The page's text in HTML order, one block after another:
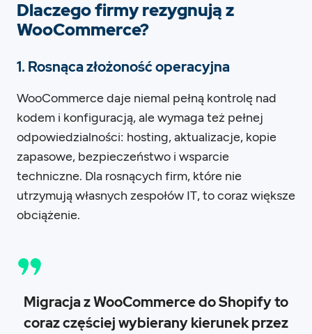
Dlaczego firmy rezygnują z
WooCommerce?
1. Rosnąca złożoność operacyjna
WooCommerce daje niemal pełną kontrolę nad
kodem i konfiguracją, ale wymaga też pełnej
odpowiedzialności: hosting, aktualizacje, kopie
zapasowe, bezpieczeństwo i wsparcie
techniczne. Dla rosnących firm, które nie
utrzymują własnych zespołów IT, to coraz większe
obciążenie.
Migracja z WooCommerce do Shopify to
coraz częściej wybierany kierunek przez